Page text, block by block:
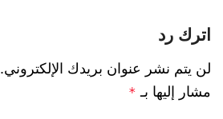
اترك رد
لن يتم نشر عنوان بريدك الإلكتروني.
مشار إليها بـ *